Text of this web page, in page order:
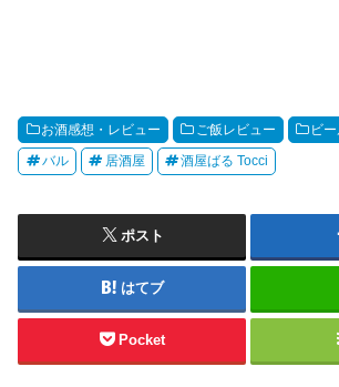
お酒感想・レビュー ご飯レビュー ビ
バル 居酒屋 酒屋ばる Tocci
ポスト
はてブ
Pocket